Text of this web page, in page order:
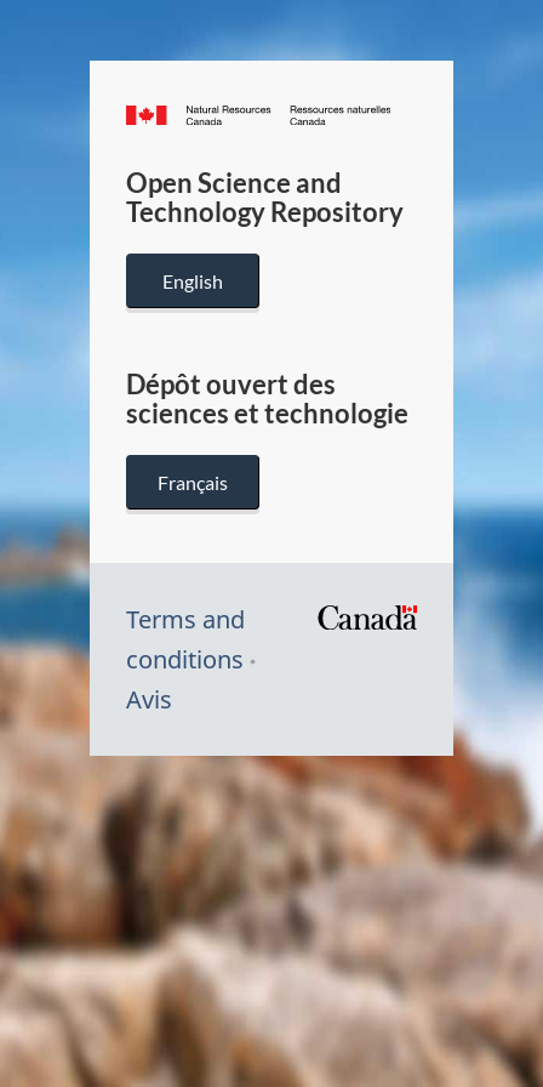
Canada.ca
/
Canada
Open Science and
Technology Repository
English
Dépôt ouvert des
sciences et technologie
Français
Terms and
conditions
Avis
Symbole
du
Canada